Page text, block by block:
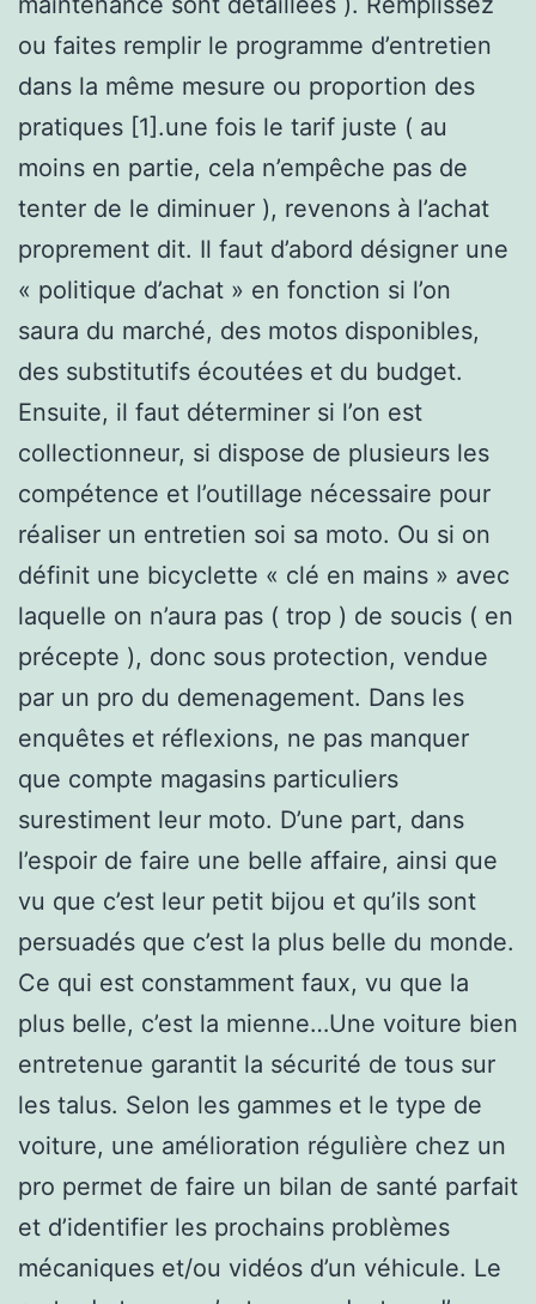
ou faites remplir le programme d’entretien
dans la même mesure ou proportion des
pratiques [1].une fois le tarif juste ( au
moins en partie, cela n’empêche pas de
tenter de le diminuer ), revenons à l’achat
proprement dit. Il faut d’abord désigner une
« politique d’achat » en fonction si l’on
saura du marché, des motos disponibles,
des substitutifs écoutées et du budget.
Ensuite, il faut déterminer si l’on est
collectionneur, si dispose de plusieurs les
compétence et l’outillage nécessaire pour
réaliser un entretien soi sa moto. Ou si on
définit une bicyclette « clé en mains » avec
laquelle on n’aura pas ( trop ) de soucis ( en
précepte ), donc sous protection, vendue
par un pro du demenagement. Dans les
enquêtes et réflexions, ne pas manquer
que compte magasins particuliers
surestiment leur moto. D’une part, dans
l’espoir de faire une belle affaire, ainsi que
vu que c’est leur petit bijou et qu’ils sont
persuadés que c’est la plus belle du monde.
Ce qui est constamment faux, vu que la
plus belle, c’est la mienne…Une voiture bien
entretenue garantit la sécurité de tous sur
les talus. Selon les gammes et le type de
voiture, une amélioration régulière chez un
pro permet de faire un bilan de santé parfait
et d’identifier les prochains problèmes
mécaniques et/ou vidéos d’un véhicule. Le